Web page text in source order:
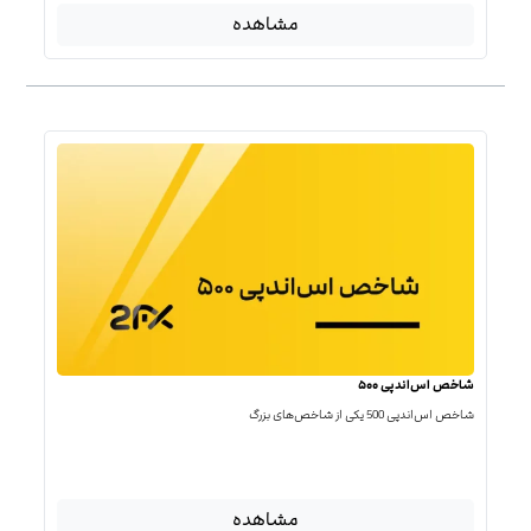
مشاهده
شاخص اس‌اندپی ۵۰۰
شاخص اس‌اند‌پی 500 یکی از شاخص‌های بزرگ
مشاهده